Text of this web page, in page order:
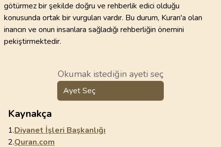
götürmez bir şekilde doğru ve rehberlik edici olduğu
konusunda ortak bir vurguları vardır. Bu durum, Kuran'a olan
inancın ve onun insanlara sağladığı rehberliğin önemini
pekiştirmektedir.
Okumak istediğin ayeti seç
Ayet Seç
Kaynakça
1.Diyanet İşleri Başkanlığı
2.Quran.com